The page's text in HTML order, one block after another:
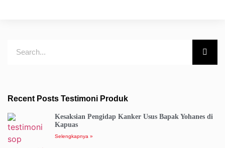
Recent Posts Testimoni Produk
Kesaksian Pengidap Kanker Usus Bapak Yohanes di
Kapuas
Selengkapnya »